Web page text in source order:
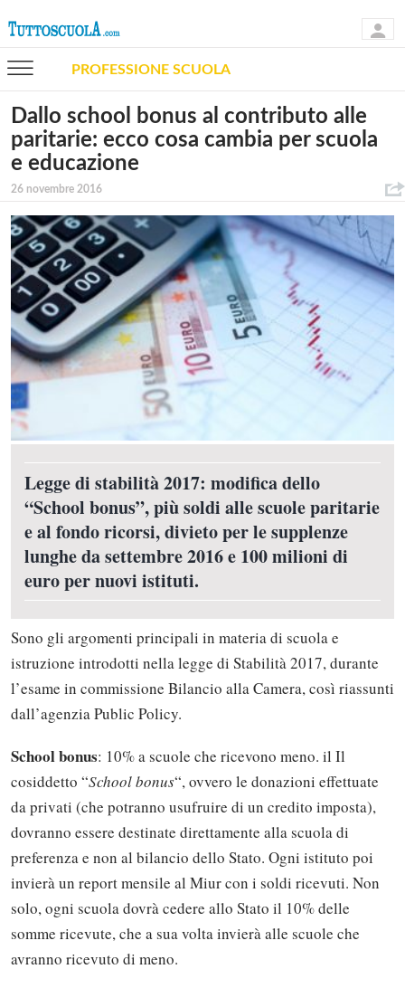
PROFESSIONE SCUOLA
Dallo school bonus al contributo alle
paritarie: ecco cosa cambia per scuola
e educazione
26 novembre 2016
Legge di stabilità 2017: modifica dello
“School bonus”, più soldi alle scuole paritarie
e al fondo ricorsi, divieto per le supplenze
lunghe da settembre 2016 e 100 milioni di
euro per nuovi istituti.
Sono gli argomenti principali in materia di scuola e
istruzione introdotti nella legge di Stabilità 2017, durante
l’esame in commissione Bilancio alla Camera, così riassunti
dall’agenzia Public Policy.
School bonus: 10% a scuole che ricevono meno. il Il
cosiddetto “School bonus“, ovvero le donazioni effettuate
da privati (che potranno usufruire di un credito imposta),
dovranno essere destinate direttamente alla scuola di
preferenza e non al bilancio dello Stato. Ogni istituto poi
invierà un report mensile al Miur con i soldi ricevuti. Non
solo, ogni scuola dovrà cedere allo Stato il 10% delle
somme ricevute, che a sua volta invierà alle scuole che
avranno ricevuto di meno.